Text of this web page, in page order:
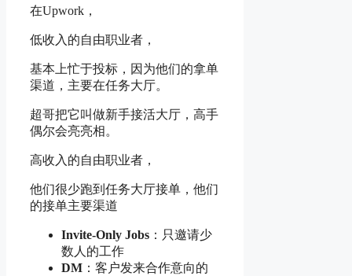
不
投
标
的
在Upwork，
低收入的自由职业者，
基本上忙于投标，因为他们的拿单
渠道，主要在任务大厅。
超哥把它叫做新手接活大厅，高手
偶尔会亮亮相。
高收入的自由职业者，
他们很少跑到任务大厅接单，他们
的接单主要渠道
Invite-Only Jobs ：只邀请少
数人的工作
DM ：客户发来合作意向的